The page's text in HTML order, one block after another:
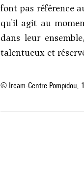
font pas référence
qu'il agit au
dans leur
talentueux et
© Ircam-Centre Pompidou,